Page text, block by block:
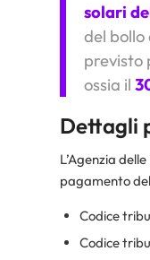
solari
del
previsto
ossia il
Dettagli
L’Agenzia
pagamento
Codice
Codice